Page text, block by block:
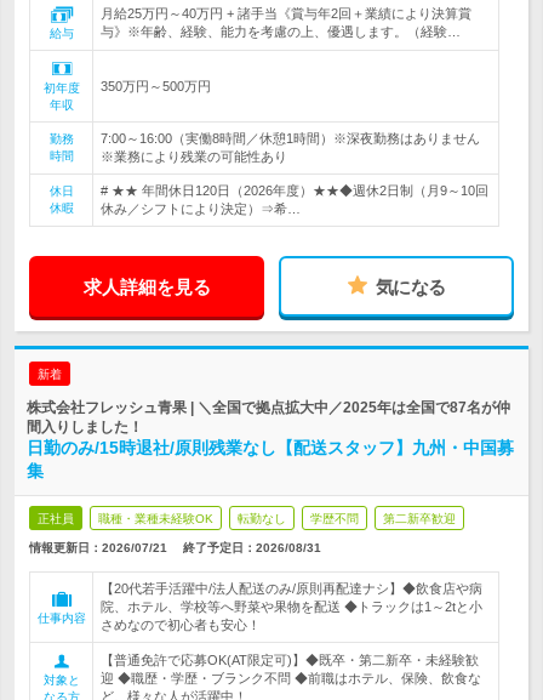
給与
月給25万円～40万円 + 諸手当《賞与年2回＋業績により決算賞
与》※年齢、経験、能力を考慮の上、優遇します。（経験…
初年度
年収
350万円～500万円
勤務
時間
7:00～16:00（実働8時間／休憩1時間）※深夜勤務はありません
※業務により残業の可能性あり
休日
休暇
# ★★ 年間休日120日（2026年度）★★◆週休2日制（月9～10回
休み／シフトにより決定）⇒希…
求人詳細を見る 気になる
新着
株式会社フレッシュ青果 | ＼全国で拠点拡大中／2025年は全国で87名が仲
間入りしました！
日勤のみ/15時退社/原則残業なし【配送スタッフ】九州・中国募
集
正社員 職種・業種未経験OK 転勤なし 学歴不問 第二新卒歓迎
情報更新日：2026/07/21 終了予定日： 2026/08/31
仕事内容
【20代若手活躍中/法人配送のみ/原則再配達ナシ】◆飲食店や病
院、ホテル、学校等へ野菜や果物を配送 ◆トラックは1～2tと小
さめなので初心者も安心！
対象と
なる方
【普通免許で応募OK(AT限定可)】◆既卒・第二新卒・未経験歓
迎 ◆職歴・学歴・ブランク不問 ◆前職はホテル、保険、飲食な
ど、様々な人が活躍中！